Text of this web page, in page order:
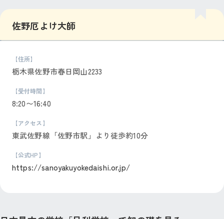
佐野厄よけ大師
【住所】
栃木県佐野市春日岡山2233
【受付時間】
8:20〜16:40
【アクセス】
東武佐野線「佐野市駅」より徒歩約10分
【公式HP】
https://sanoyakuyokedaishi.or.jp/